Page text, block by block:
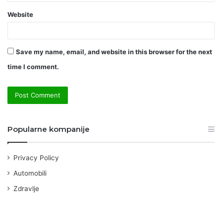
Website
Save my name, email, and website in this browser for the next
time I comment.
Popularne kompanije
Privacy Policy
Automobili
Zdravlje